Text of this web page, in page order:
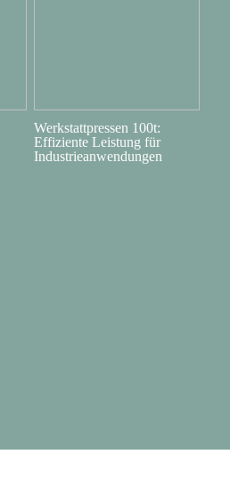
Werkstattpressen 100t:
Effiziente Leistung für
Industrieanwendungen